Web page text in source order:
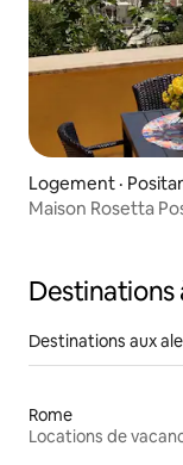
Logement ·
Maison Rosetta
Destinations
Destinations aux
Rome
Locations de